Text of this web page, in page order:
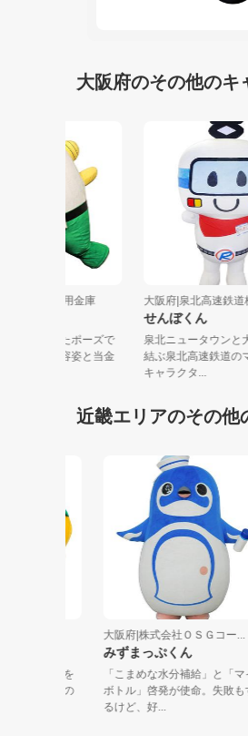
大阪府のその他のキ
府|北おおさか信用金庫
・耳・腕を広げたポーズで
イメージさせる容姿と当金
大阪府|泉北高速
せんぼくん
泉北ニュータウ
結ぶ泉北高速鉄
キャラクタ...
近畿エリアのその他
大阪府|株式会社ＯＳＧコー...
みずまっぷくん
「こまめな水分補給」と「マイ
ボトル」啓発が使命。失敗もす
るけど、好...